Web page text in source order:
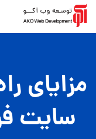
مزایای
سایت